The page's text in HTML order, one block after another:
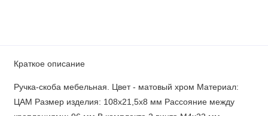
Краткое описание
Ручка-скоба мебельная. Цвет - матовый хром Материал:
ЦАМ Размер изделия: 108х21,5х8 мм Рассояние между